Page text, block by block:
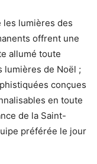
les lumières des
offrent une
allumé toute
lumières de Noël ;
conçues
en toute
de la Saint-
préférée le jour